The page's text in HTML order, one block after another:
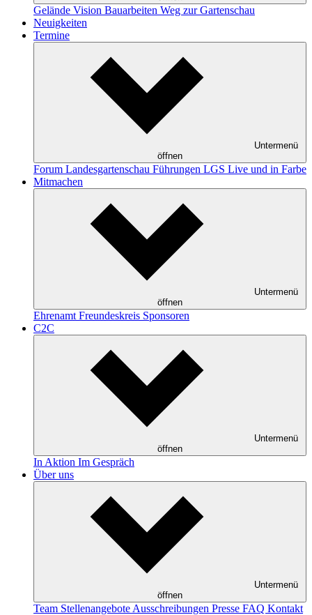
Gelände Vision Bauarbeiten Weg zur Gartenschau
Neuigkeiten
Termine
Untermenü
öffnen
Forum Landesgartenschau Führungen LGS Live und in Farbe
Mitmachen
Untermenü
öffnen
Ehrenamt Freundeskreis Sponsoren
C2C
Untermenü
öffnen
In Aktion Im Gespräch
Über uns
Untermenü
öffnen
Team Stellenangebote Ausschreibungen Presse FAQ Kontakt